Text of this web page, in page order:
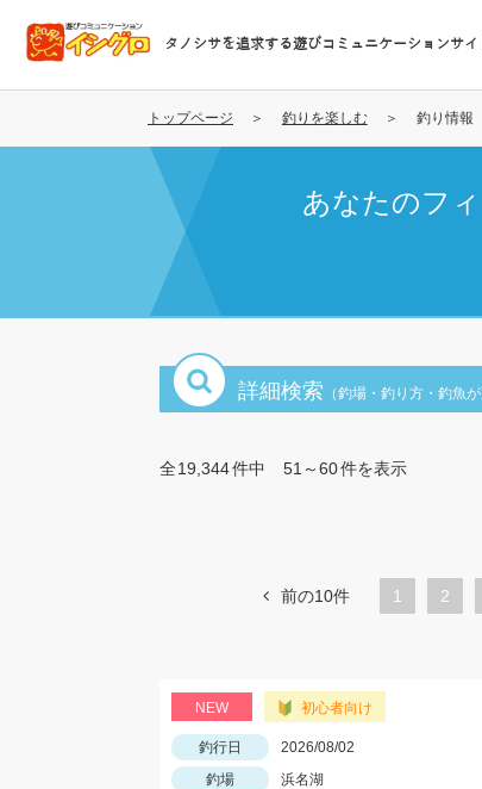
コ
テ
タノシサを追求する遊びコミュニケーションサイ
トップページ 釣りを楽しむ 釣り情報
あなたのフ
詳細検索 （釣場・釣り方・釣魚
全19,344件中 51～60件を表示
前の10件 1
ペ
2
NEW 初心者向け
釣行日 2026/08/02
釣場
浜名湖